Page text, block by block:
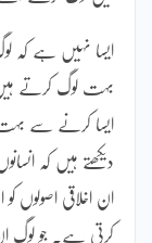
ایسا نہیں ہے کہ
بہت لوگ کرتے
ایسا کرنے سے بہت
دیکھتے ہیں کہ
ان اخلاقی اصولوں کو
کرتی ہے۔ جو لوگ